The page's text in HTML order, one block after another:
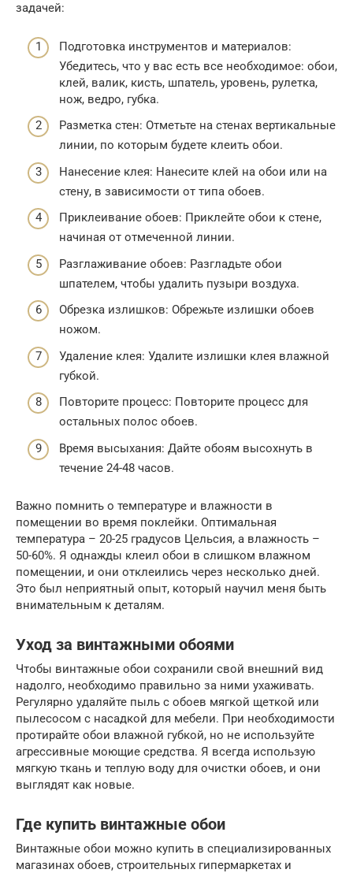
задачей:
Подготовка инструментов и материалов:
Убедитесь, что у вас есть все необходимое: обои,
клей, валик, кисть, шпатель, уровень, рулетка,
нож, ведро, губка.
Разметка стен: Отметьте на стенах вертикальные
линии, по которым будете клеить обои.
Нанесение клея: Нанесите клей на обои или на
стену, в зависимости от типа обоев.
Приклеивание обоев: Приклейте обои к стене,
начиная от отмеченной линии.
Разглаживание обоев: Разгладьте обои
шпателем, чтобы удалить пузыри воздуха.
Обрезка излишков: Обрежьте излишки обоев
ножом.
Удаление клея: Удалите излишки клея влажной
губкой.
Повторите процесс: Повторите процесс для
остальных полос обоев.
Время высыхания: Дайте обоям высохнуть в
течение 24-48 часов.
Важно помнить о температуре и влажности в
помещении во время поклейки. Оптимальная
температура – 20-25 градусов Цельсия, а влажность –
50-60%. Я однажды клеил обои в слишком влажном
помещении, и они отклеились через несколько дней.
Это был неприятный опыт, который научил меня быть
внимательным к деталям.
Уход за винтажными обоями
Чтобы винтажные обои сохранили свой внешний вид
надолго, необходимо правильно за ними ухаживать.
Регулярно удаляйте пыль с обоев мягкой щеткой или
пылесосом с насадкой для мебели. При необходимости
протирайте обои влажной губкой, но не используйте
агрессивные моющие средства. Я всегда использую
мягкую ткань и теплую воду для очистки обоев, и они
выглядят как новые.
Где купить винтажные обои
Винтажные обои можно купить в специализированных
магазинах обоев, строительных гипермаркетах и